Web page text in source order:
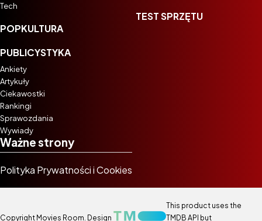
Tech
POPKULTURA
PUBLICYSTYKA
Ankiety
Artykuły
Ciekawostki
Rankingi
Sprawozdania
Wywiady
TEST SPRZĘTU
Ważne strony
Polityka Prywatności i Cookies
Copyright Movies Room. Design
This product uses the
TMDB API but